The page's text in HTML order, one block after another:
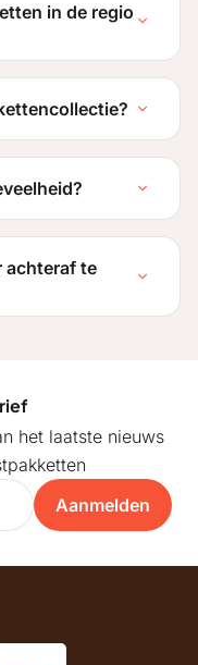
in de regio
achteraf te
het laatste nieuws
Aanmelden